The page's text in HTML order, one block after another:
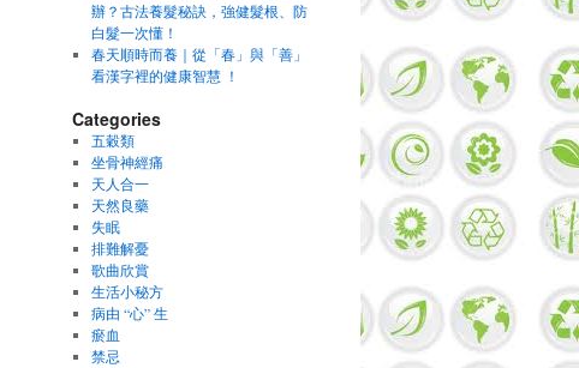
辦？古法養髮秘訣，強健髮根、防
白髮一次懂！
春天順時而養｜從「春」與「善」
看漢字裡的健康智慧 ！
Categories
五穀類
坐骨神經痛
天人合一
天然良藥
失眠
排難解憂
歌曲欣賞
生活小秘方
病由 “心” 生
瘀血
禁忌